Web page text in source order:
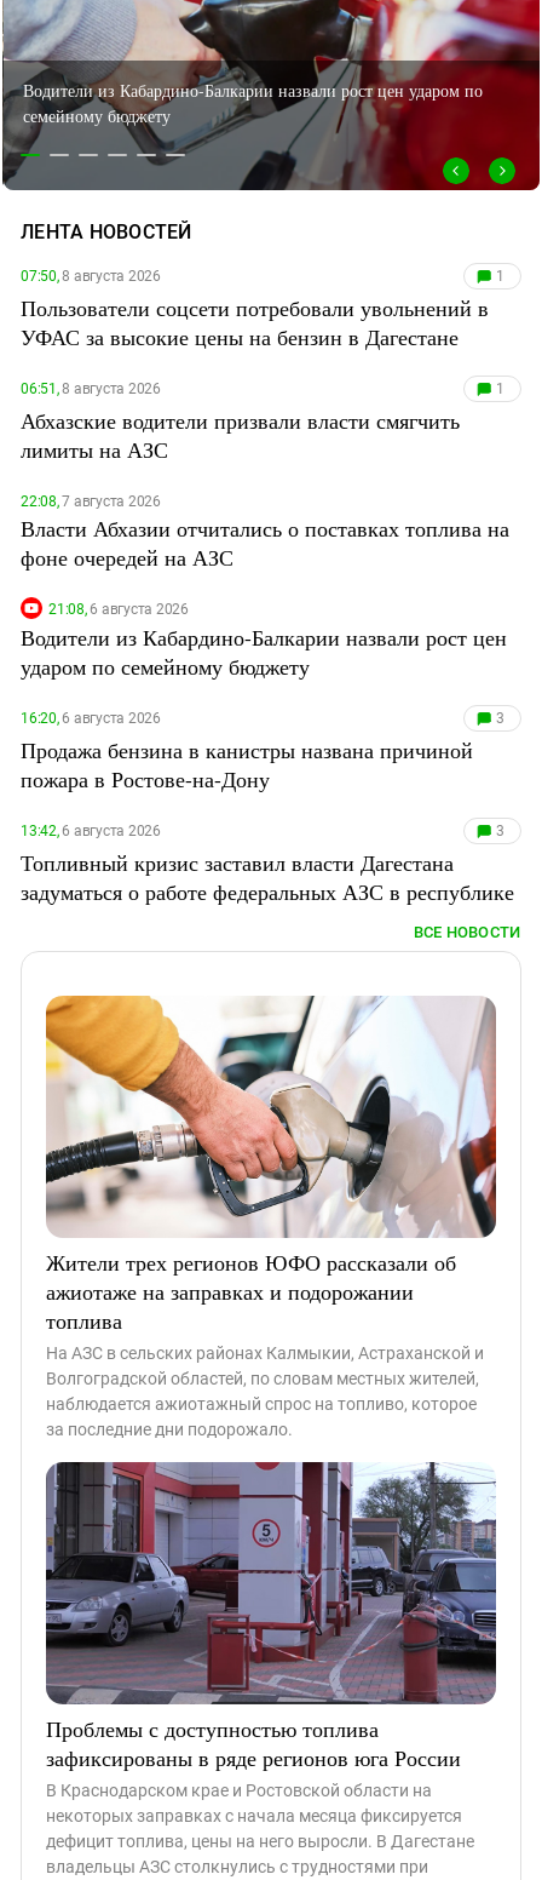
ЗАСТАВЛЯЕТ
КАВКАЗ ЗА ПАЛЕСТИНУ
ИНАКОМЫСЛИЕ В ЧЕЧНЕ
ПРЕСЛЕДОВАНИЕ АКТИВИСТОВ
МОБИЛИЗАЦИЯ И ПРОТЕСТЫ
Дагестан
Ингушетия
Кабардино-Балкария
Калмыкия
Карачаево-Черкесия
Российская Федерация
Ростовская область
СКФО
Ставропольский край
Южная Осетия
Водители из Кабардино-Балкарии назвали рост цен ударом по
семейному бюджету
ЛЕНТА НОВОСТЕЙ
07:50,8 августа 2026 1
Пользователи соцсети потребовали увольнений в
УФАС за высокие цены на бензин в Дагестане
06:51,8 августа 2026 1
Абхазские водители призвали власти смягчить
лимиты на АЗС
22:08,7 августа 2026
Власти Абхазии отчитались о поставках топлива на
фоне очередей на АЗС
21:08,6 августа 2026
Водители из Кабардино-Балкарии назвали рост цен
ударом по семейному бюджету
16:20,6 августа 2026 3
Продажа бензина в канистры названа причиной
пожара в Ростове-на-Дону
13:42,6 августа 2026 3
Топливный кризис заставил власти Дагестана
задуматься о работе федеральных АЗС в республике
ВСЕ НОВОСТИ
Жители трех регионов ЮФО рассказали об
ажиотаже на заправках и подорожании
топлива
На АЗС в сельских районах Калмыкии, Астраханской и
Волгоградской областей, по словам местных жителей,
наблюдается ажиотажный спрос на топливо, которое
за последние дни подорожало.
Проблемы с доступностью топлива
зафиксированы в ряде регионов юга России
В Краснодарском крае и Ростовской области на
некоторых заправках с начала месяца фиксируется
дефицит топлива, цены на него выросли. В Дагестане
владельцы АЗС столкнулись с трудностями при